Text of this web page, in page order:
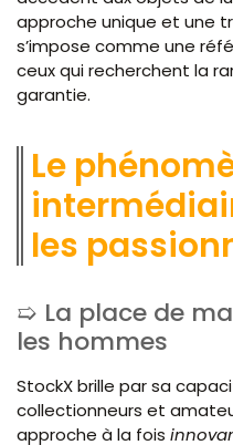
approche unique et une
s’impose comme une
ceux qui recherchent la
garantie.
Le
les
La place de
les hommes
StockX brille par sa
collectionneurs et
approche à la fois